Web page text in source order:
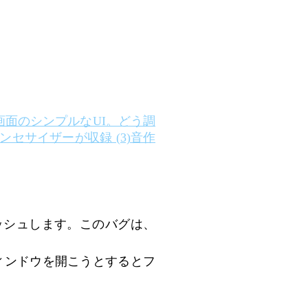
のシンプルなUI。どう調
セサイザーが収録 (3)音作
ュします。このバグは、
ンドウを開こうとするとフ